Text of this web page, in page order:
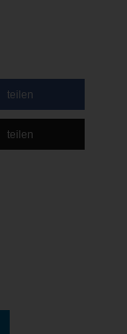
teilen
teilen